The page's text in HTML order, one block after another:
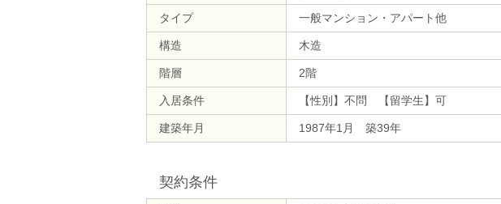
タイプ 一般マンション・アパート他
構造 木造
階層 2階
入居条件 【性別】不問 【留学生】可
建築年月 1987年1月 築39年
契約条件